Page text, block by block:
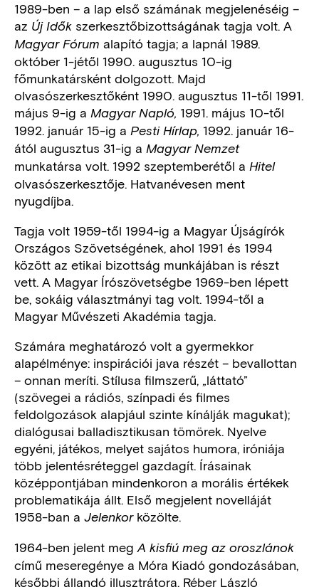
1989-ben – a lap első számának megjelenéséig –
az Új Idők szerkesztőbizottságának tagja volt. A
Magyar Fórum alapító tagja; a lapnál 1989.
október 1-jétől 1990. augusztus 10-ig
főmunkatársként dolgozott. Majd
olvasószerkesztőként 1990. augusztus 11-től 1991.
május 9-ig a Magyar Napló, 1991. május 10-től
1992. január 15-ig a Pesti Hírlap, 1992. január 16-
ától augusztus 31-ig a Magyar Nemzet
munkatársa volt. 1992 szeptemberétől a Hitel
olvasószerkesztője. Hatvanévesen ment
nyugdíjba.
Tagja volt 1959-től 1994-ig a Magyar Újságírók
Országos Szövetségének, ahol 1991 és 1994
között az etikai bizottság munkájában is részt
vett. A Magyar Írószövetségbe 1969-ben lépett
be, sokáig választmányi tag volt. 1994-től a
Magyar Művészeti Akadémia tagja.
Számára meghatározó volt a gyermekkor
alapélménye: inspirációi java részét – bevallottan
– onnan meríti. Stílusa filmszerű, „láttató”
(szövegei a rádiós, színpadi és filmes
feldolgozások alapjául szinte kínálják magukat);
dialógusai balladisztikusan tömörek. Nyelve
egyéni, játékos, melyet sajátos humora, iróniája
több jelentésréteggel gazdagít. Írásainak
középpontjában mindenkoron a morális értékek
problematikája állt. Első megjelent novelláját
1958-ban a Jelenkor közölte.
1964-ben jelent megA kisfiú meg az oroszlánok
című meseregénye a Móra Kiadó gondozásában,
későbbi állandó illusztrátora, Réber László